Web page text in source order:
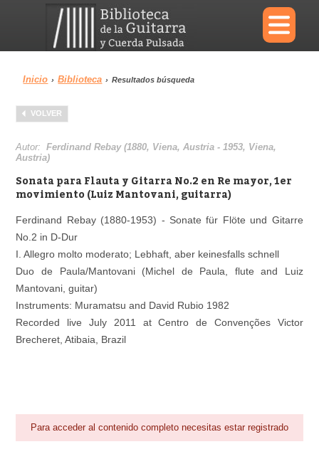
×
Menu
Biblioteca Diccionario
Área personal Reproductor
Inicio › Biblioteca › Resultados búsqueda
VOLVER
Autor:Ferdinand Rebay (1880, Viena, Austria - 1953, Viena,
Austria)
Sonata para Flauta y Gitarra No.2 en Re mayor, 1er
movimiento (Luiz Mantovani, guitarra)
Ferdinand Rebay (1880-1953) - Sonate für Flöte und Gitarre
No.2 in D-Dur
I. Allegro molto moderato; Lebhaft, aber keinesfalls schnell
Duo de Paula/Mantovani (Michel de Paula, flute and Luiz
Mantovani, guitar)
Instruments: Muramatsu and David Rubio 1982
Recorded live July 2011 at Centro de Convenções Victor
Brecheret, Atibaia, Brazil
Para acceder al contenido completo necesitas estar registrado